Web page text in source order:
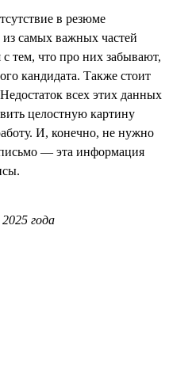
в резюме
из самых важных частей
тем, что про них забывают,
кандидата. Также стоит
всех этих данных
целостную картину
И, конечно, не нужно
— эта информация
года